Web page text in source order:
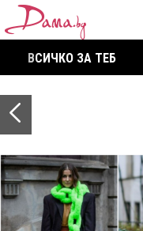
ВСИЧКО ЗА ТЕБ